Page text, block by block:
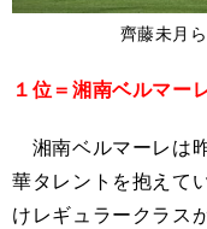
齊藤未月
１位＝湘南ベルマー
湘南ベルマーレは
華タレントを抱えて
けレギュラークラス